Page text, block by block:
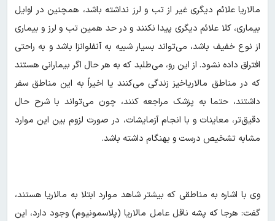
مالاریا علائم دیگری غیر از تب و لرز نداشته باشد، همچنین در اوایل
بیماری‌، کلا علائم دیگری پیدا نکنند و در حد همین تب و لرز و بیماری
از نوع خفیف باشد، می‌تواند بسیار شبیه به آنفلوانزا باشد و به راحتی
افتراق داده نشود. از این رو، می‌طلبد که به هر حال اگر بیمارانی هستند
که در مناطق مالاریاخیز زندگی می‌کنند یا اخیراً به این مناطق سفر
داشتند، حتما به پزشک مراجعه کنند، چون می‌تواند با شرح حال
دقیق‌تر، معاینات و با انجام آزمایشات، در صورت لزوم بین این‌ موارد
مشابه تشخیص درست و بهنگام داشته باشد.
وی با اشاره به مناطقی که بیشتر شاهد موارد ابتلا به مالاریا هستند،
گفت: هرجا که پشه ناقل عامل مالاریا (پلاسمونیوم) وجود دارد، این